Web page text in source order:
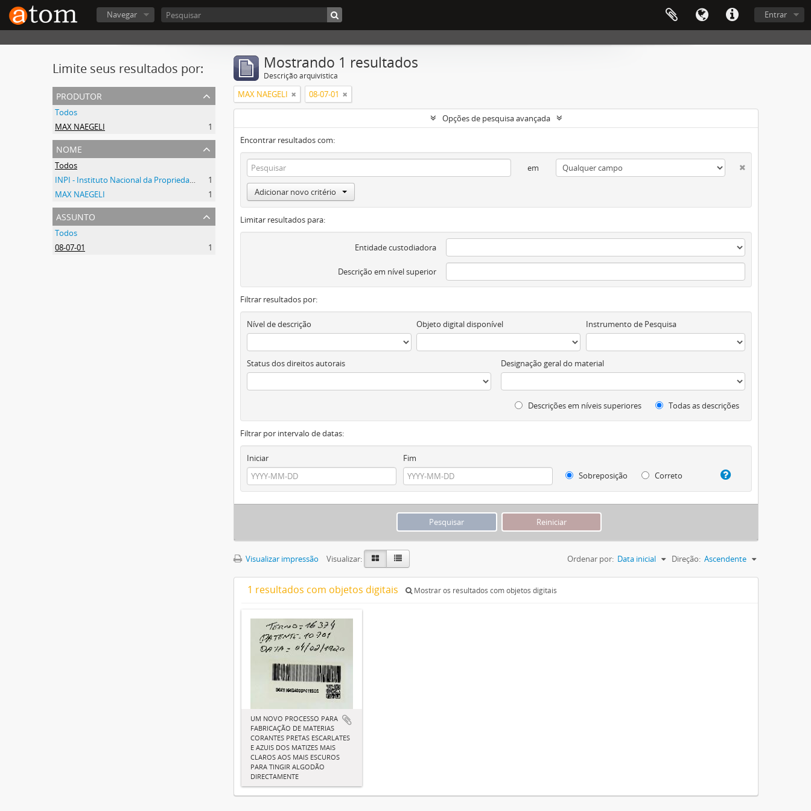
Entrar
Navegar
Limite seus resultados por:
produtor
Todos
MAX NAEGELI
1
nome
Todos
INPI - Instituto Nacional da Propriedade Industrial
1
MAX NAEGELI
1
assunto
Todos
08-07-01
1
Mostrando 1 resultados
Descrição arquivística
MAX NAEGELI 08-07-01
Opções de pesquisa avançada
Encontrar resultados com:
em
Adicionar novo critério
Limitar resultados para:
Entidade custodiadora
Descrição em nível superior
Filtrar resultados por:
Nível de descrição Objeto digital disponível Instrumento de Pesquisa
Status dos direitos autorais Designação geral do material
Descrições em níveis superiores Todas as descrições
Filtrar por intervalo de datas:
Iniciar
Fim
Sobreposição
Correto
Visualizar impressão Visualizar: Ordenar por: Data inicial Direção: Ascendente
1 resultados com objetos digitais Mostrar os resultados com objetos digitais
UM NOVO PROCESSO PARA
FABRICAÇÃO DE MATERIAS
CORANTES PRETAS ESCARLATES
E AZUIS DOS MATIZES MAIS
CLAROS AOS MAIS ESCUROS
PARA TINGIR ALGODÃO
DIRECTAMENTE